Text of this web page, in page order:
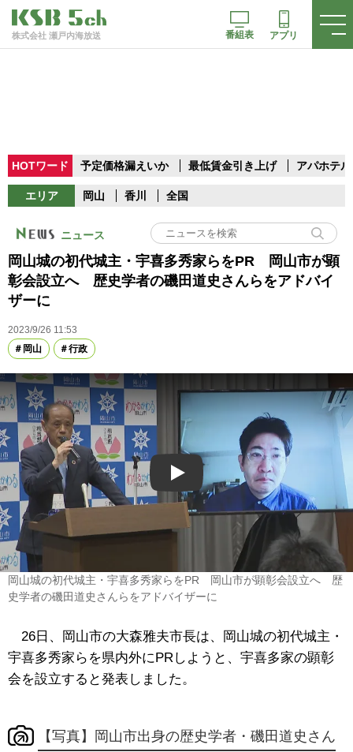
株式会社 瀬戸内海放送 番組表 アプリ
HOTワード 予定価格漏えいか 最低賃金引き上げ アパホテル
エリア 岡山 香川 全国
ニュース
岡山城の初代城主・宇喜多秀家らをPR 岡山市が顕
彰会設立へ 歴史学者の磯田道史さんらをアドバイ
ザーに
2023/9/26 11:53
岡山
行政
Play
岡山城の初代城主・宇喜多秀家らをPR 岡山市が顕彰会設立へ 歴
史学者の磯田道史さんらをアドバイザーに
26日、岡山市の大森雅夫市長は、岡山城の初代城主・
宇喜多秀家らを県内外にPRしようと、宇喜多家の顕彰
会を設立すると発表しました。
【写真】岡山市出身の歴史学者・磯田道史さん